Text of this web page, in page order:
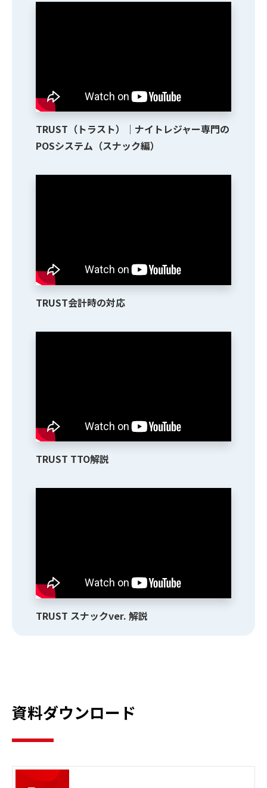
TRUST（トラスト）｜ナイトレジャー専門の
POSシステム（スナック編）
TRUST会計時の対応
TRUST TTO解説
TRUST スナックver. 解説
資料ダウンロード